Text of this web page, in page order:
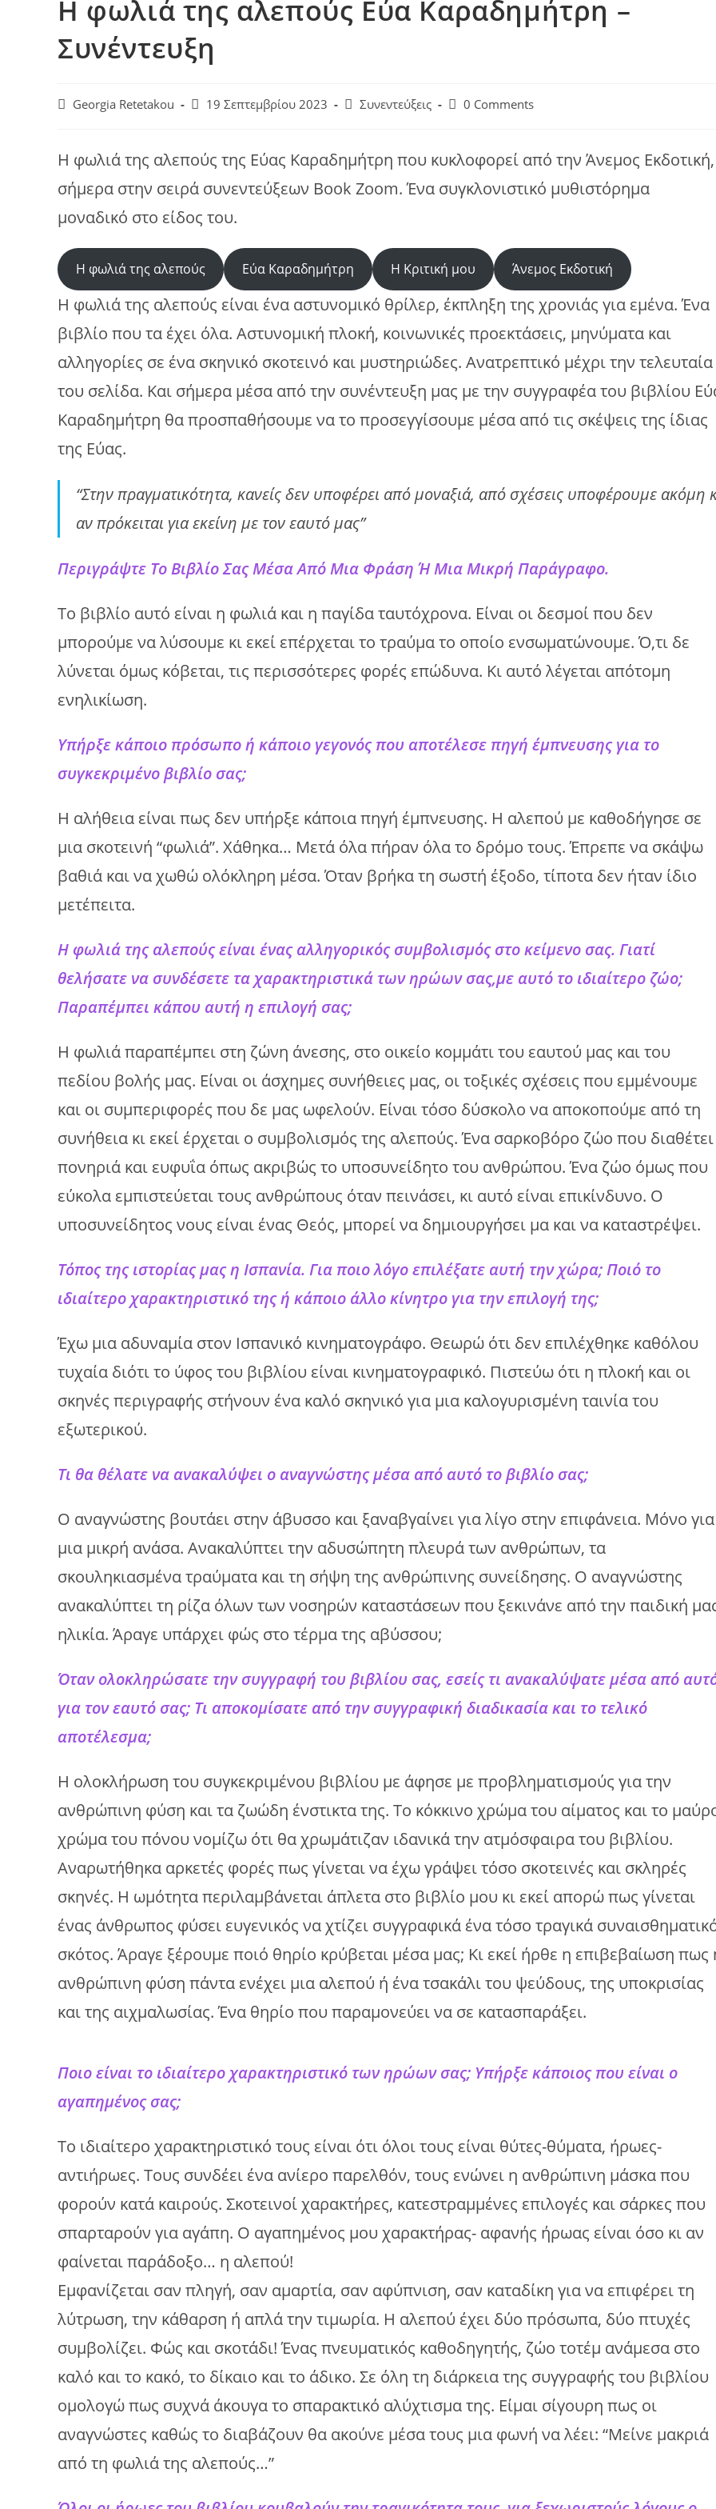
Η φωλιά της αλεπούς Εύα Καραδημήτρη –
Συνέντευξη
PostGeorgia Retetakou
Post19 Σεπτεμβρίου 2023
PostΣυνεντεύξεις
Post0 Comments
Η φωλιά της αλεπούς της Εύας Καραδημήτρη που κυκλοφορεί από την Άνεμος Εκδοτική,
σήμερα στην σειρά συνεντεύξεων Book Zoom. Ένα συγκλονιστικό μυθιστόρημα
μοναδικό στο είδος του.
Η φωλιά της αλεπούς Εύα Καραδημήτρη Η Κριτική μου Άνεμος Εκδοτική
Η φωλιά της αλεπούς είναι ένα αστυνομικό θρίλερ, έκπληξη της χρονιάς για εμένα. Ένα
βιβλίο που τα έχει όλα. Αστυνομική πλοκή, κοινωνικές προεκτάσεις, μηνύματα και
αλληγορίες σε ένα σκηνικό σκοτεινό και μυστηριώδες. Aνατρεπτικό μέχρι την τελευταία
του σελίδα. Και σήμερα μέσα από την συνέντευξη μας με την συγγραφέα του βιβλίου
Καραδημήτρη θα προσπαθήσουμε να το προσεγγίσουμε μέσα από τις σκέψεις της ίδιας
της Εύας.
“Στην πραγματικότητα, κανείς δεν υποφέρει από μοναξιά, από σχέσεις υποφέρουμε ακόμη
αν πρόκειται για εκείνη με τον εαυτό μας”
Περιγράψτε Το Βιβλίο Σας Μέσα Από Μια Φράση Ή Μια Μικρή Παράγραφο.
Το βιβλίο αυτό είναι η φωλιά και η παγίδα ταυτόχρονα. Είναι οι δεσμοί που δεν
μπορούμε να λύσουμε κι εκεί επέρχεται το τραύμα το οποίο ενσωματώνουμε. Ό,τι δε
λύνεται όμως κόβεται, τις περισσότερες φορές επώδυνα. Κι αυτό λέγεται απότομη
ενηλικίωση.
Υπήρξε κάποιο πρόσωπο ή κάποιο γεγονός που αποτέλεσε πηγή έμπνευσης για το
συγκεκριμένο βιβλίο σας;
Η αλήθεια είναι πως δεν υπήρξε κάποια πηγή έμπνευσης. Η αλεπού με καθοδήγησε σε
μια σκοτεινή “φωλιά”. Χάθηκα… Μετά όλα πήραν όλα το δρόμο τους. Έπρεπε να σκάψω
βαθιά και να χωθώ ολόκληρη μέσα. Όταν βρήκα τη σωστή έξοδο, τίποτα δεν ήταν ίδιο
μετέπειτα.
Η φωλιά της αλεπούς είναι ένας αλληγορικός συμβολισμός στο κείμενο σας. Γιατί
θελήσατε να συνδέσετε τα χαρακτηριστικά των ηρώων σας,με αυτό το ιδιαίτερο ζώο;
Παραπέμπει κάπου αυτή η επιλογή σας;
Η φωλιά παραπέμπει στη ζώνη άνεσης, στο οικείο κομμάτι του εαυτού μας και του
πεδίου βολής μας. Είναι οι άσχημες συνήθειες μας, οι τοξικές σχέσεις που εμμένουμε
και οι συμπεριφορές που δε μας ωφελούν. Είναι τόσο δύσκολο να αποκοπούμε από τη
συνήθεια κι εκεί έρχεται ο συμβολισμός της αλεπούς. Ένα σαρκοβόρο ζώο που διαθέτει
πονηριά και ευφυΐα όπως ακριβώς το υποσυνείδητο του ανθρώπου. Ένα ζώο όμως που
εύκολα εμπιστεύεται τους ανθρώπους όταν πεινάσει, κι αυτό είναι επικίνδυνο. Ο
υποσυνείδητος νους είναι ένας Θεός, μπορεί να δημιουργήσει μα και να καταστρέψει.
Τόπος της ιστορίας μας η Ισπανία. Για ποιο λόγο επιλέξατε αυτή την χώρα; Ποιό το
ιδιαίτερο χαρακτηριστικό της ή κάποιο άλλο κίνητρο για την επιλογή της;
Έχω μια αδυναμία στον Ισπανικό κινηματογράφο. Θεωρώ ότι δεν επιλέχθηκε καθόλου
τυχαία διότι το ύφος του βιβλίου είναι κινηματογραφικό. Πιστεύω ότι η πλοκή και οι
σκηνές περιγραφής στήνουν ένα καλό σκηνικό για μια καλογυρισμένη ταινία του
εξωτερικού.
Τι θα θέλατε να ανακαλύψει ο αναγνώστης μέσα από αυτό το βιβλίο σας;
Ο αναγνώστης βουτάει στην άβυσσο και ξαναβγαίνει για λίγο στην επιφάνεια. Μόνο για
μια μικρή ανάσα. Ανακαλύπτει την αδυσώπητη πλευρά των ανθρώπων, τα
σκουληκιασμένα τραύματα και τη σήψη της ανθρώπινης συνείδησης. Ο αναγνώστης
ανακαλύπτει τη ρίζα όλων των νοσηρών καταστάσεων που ξεκινάνε από την παιδική
ηλικία. Άραγε υπάρχει φώς στο τέρμα της αβύσσου;
Όταν ολοκληρώσατε την συγγραφή του βιβλίου σας, εσείς τι ανακαλύψατε μέσα από
για τον εαυτό σας; Τι αποκομίσατε από την συγγραφική διαδικασία και το τελικό
αποτέλεσμα;
Η ολοκλήρωση του συγκεκριμένου βιβλίου με άφησε με προβληματισμούς για την
ανθρώπινη φύση και τα ζωώδη ένστικτα της. Το κόκκινο χρώμα του αίματος και το
χρώμα του πόνου νομίζω ότι θα χρωμάτιζαν ιδανικά την ατμόσφαιρα του βιβλίου.
Αναρωτήθηκα αρκετές φορές πως γίνεται να έχω γράψει τόσο σκοτεινές και σκληρές
σκηνές. Η ωμότητα περιλαμβάνεται άπλετα στο βιβλίο μου κι εκεί απορώ πως γίνεται
ένας άνθρωπος φύσει ευγενικός να χτίζει συγγραφικά ένα τόσο τραγικά
σκότος. Άραγε ξέρουμε ποιό θηρίο κρύβεται μέσα μας; Κι εκεί ήρθε η επιβεβαίωση πως
ανθρώπινη φύση πάντα ενέχει μια αλεπού ή ένα τσακάλι του ψεύδους, της υποκρισίας
και της αιχμαλωσίας. Ένα θηρίο που παραμονεύει να σε κατασπαράξει.
Ποιο είναι το ιδιαίτερο χαρακτηριστικό των ηρώων σας; Υπήρξε κάποιος που είναι ο
αγαπημένος σας;
Το ιδιαίτερο χαρακτηριστικό τους είναι ότι όλοι τους είναι θύτες-θύματα, ήρωες-
αντιήρωες. Τους συνδέει ένα ανίερο παρελθόν, τους ενώνει η ανθρώπινη μάσκα που
φορούν κατά καιρούς. Σκοτεινοί χαρακτήρες, κατεστραμμένες επιλογές και σάρκες που
σπαρταρούν για αγάπη. Ο αγαπημένος μου χαρακτήρας- αφανής ήρωας είναι όσο κι αν
φαίνεται παράδοξο… η αλεπού!
Εμφανίζεται σαν πληγή, σαν αμαρτία, σαν αφύπνιση, σαν καταδίκη για να επιφέρει τη
λύτρωση, την κάθαρση ή απλά την τιμωρία. Η αλεπού έχει δύο πρόσωπα, δύο πτυχές
συμβολίζει. Φώς και σκοτάδι! Ένας πνευματικός καθοδηγητής, ζώο τοτέμ ανάμεσα στο
καλό και το κακό, το δίκαιο και το άδικο. Σε όλη τη διάρκεια της συγγραφής του βιβλίου
ομολογώ πως συχνά άκουγα το σπαρακτικό αλύχτισμα της. Είμαι σίγουρη πως οι
αναγνώστες καθώς το διαβάζουν θα ακούνε μέσα τους μια φωνή να λέει: “Μείνε μακριά
από τη φωλιά της αλεπούς…”